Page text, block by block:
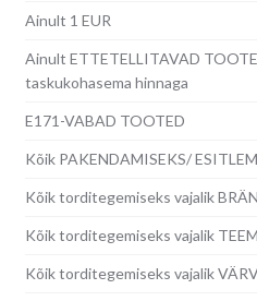
Ainult 1 EUR
Ainult ETTETELLITAVAD
taskukohasema hinnaga
E171-VABAD TOOTED
Kõik PAKENDAMISEKS/
Kõik torditegemiseks vajalik
Kõik torditegemiseks vajalik
Kõik torditegemiseks vajalik